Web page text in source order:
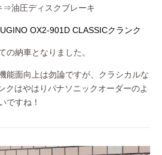
⇒油圧ディスクブレーキ
OX2-901D CLASSICクランク
の納車となりました。
能面向上は勿論ですが、クラシカルな
クはやはりパナソニックオーダーのよ
ですね！